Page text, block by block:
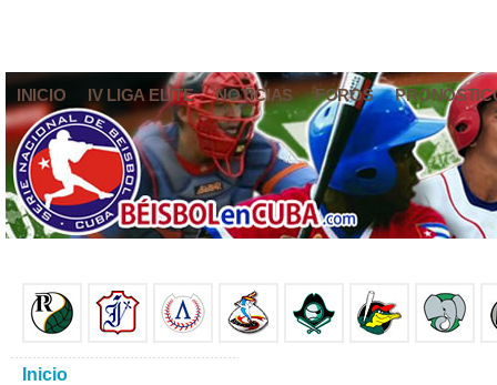
INICIO IV LIGA ELITE NOTICIAS FOROS
Inicio